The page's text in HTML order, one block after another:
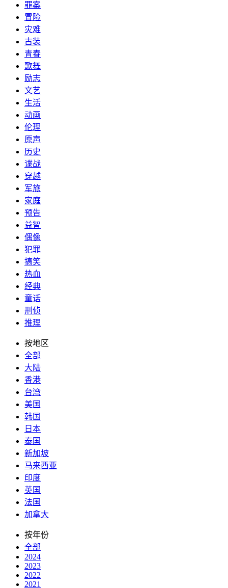
罪案
冒险
灾难
古装
青春
歌舞
励志
文艺
生活
动画
伦理
原声
历史
谍战
穿越
军旅
家庭
预告
益智
偶像
犯罪
搞笑
热血
经典
童话
刑侦
推理
按地区
全部
大陆
香港
台湾
美国
韩国
日本
泰国
新加坡
马来西亚
印度
英国
法国
加拿大
按年份
全部
2024
2023
2022
2021